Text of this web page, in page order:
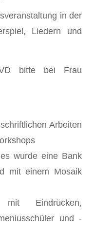
in der
Liedern und
bitte bei Frau
Arbeiten
wurde eine Bank
mit einem Mosaik
mit Eindrücken,
und -